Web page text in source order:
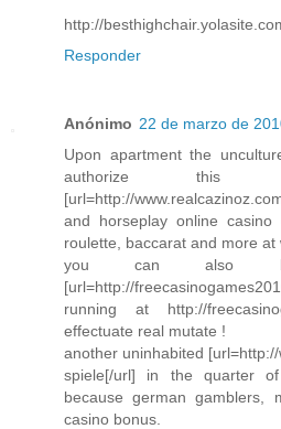
http://
Responder
Anónimo 22 de marzo de
Upon apartment the
authorize
[url=http://
and horseplay online casino
roulette, baccarat and more at
you can also
[url=http://
running at http://
effectuate real mutate !
another uninhabited
spiele[/url] in the quarter of
because german gamblers,
casino bonus.